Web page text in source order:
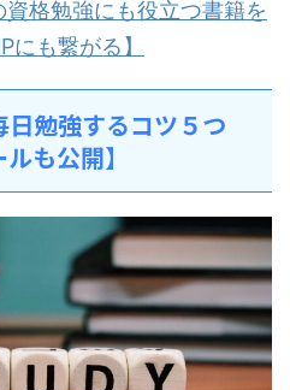
格勉強にも役立つ書籍を
も繋がる】
日勉強するコツ５つ
も公開】